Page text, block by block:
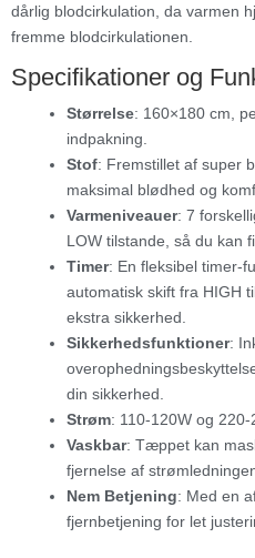
dårlig blodcirkulation, da varmen
fremme blodcirkulationen.
Specifikationer og
Størrelse: 160×180 cm,
indpakning.
Stof: Fremstillet af super
maksimal blødhed og
Varmeniveauer: 7
LOW tilstande, så du kan
Timer: En fleksibel timer-
automatisk skift fra HIGH
ekstra sikkerhed.
Sikkerhedsfunktioner:
din sikkerhed.
Strøm: 110-120W og 220-
Vaskbar: Tæppet kan
fjernelse af
Nem Betjening: Med en
fjernbetjening for let